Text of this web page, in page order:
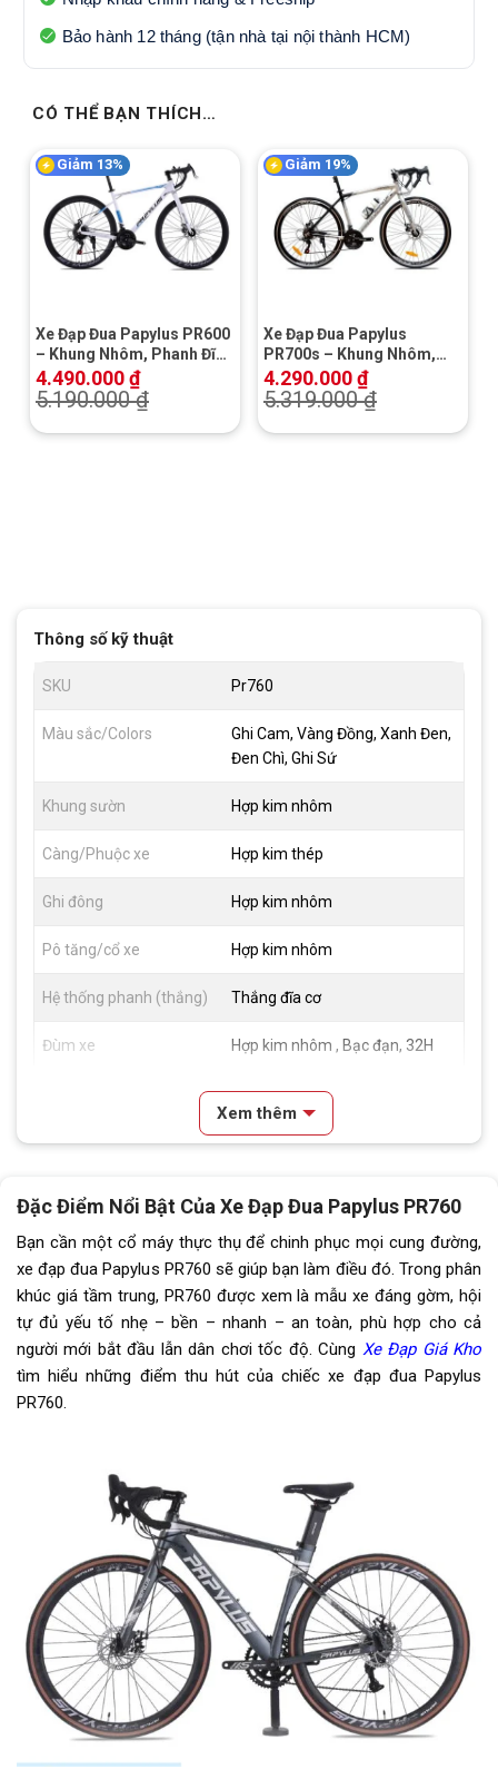
Bảo hành 12 tháng (tận nhà tại nội thành HCM)
CÓ THỂ BẠN THÍCH…
Giảm 13%
Xe Đạp Đua Papylus PR600
– Khung Nhôm, Phanh Đĩa
Cơ
4.490.000₫
5.190.000₫
Giảm 19%
Xe Đạp Đua Papylus
PR700s – Khung Nhôm,
Shimano
4.290.000₫
5.319.000₫
Thông số kỹ thuật
SKU Pr760
Màu sắc/Colors
Ghi Cam, Vàng Đồng, Xanh Đen,
Đen Chì, Ghi Sứ
Khung sườn Hợp kim nhôm
Càng/Phuộc xe Hợp kim thép
Ghi đông Hợp kim nhôm
Pô tăng/cổ xe Hợp kim nhôm
Hệ thống phanh (thắng) Thắng đĩa cơ
Đùm xe Hợp kim nhôm , Bạc đạn, 32H
Hợp kim nhôm, 4cm
Lốp xe Compass 700x28c
Tăng tốc trước (Gạt
đĩa)
SENSAH R7
Tăng tốc sau (Gạt líp) SENSAH R7
Đùi đĩa
Hợp Kim Nhôm , cốt vuông, Bạc
đạn
Sên (xích) Xích TEC-PWR
Kích thước
Trọng lượng xe 13kg
Trọng lượng thùng 16kg
Yên Mút bọc da mềm
Cọc/cốt yên
Xem thêm
Đặc Điểm Nổi Bật Của Xe Đạp Đua Papylus PR760
Bạn cần một cổ máy thực thụ để chinh phục mọi cung đường,
xe đạp đua Papylus PR760 sẽ giúp bạn làm điều đó. Trong phân
khúc giá tầm trung, PR760 được xem là mẫu xe đáng gờm, hội
tự đủ yếu tố nhẹ – bền – nhanh – an toàn, phù hợp cho cả
người mới bắt đầu lẫn dân chơi tốc độ. Cùng Xe Đạp Giá Kho
tìm hiểu những điểm thu hút của chiếc xe đạp đua Papylus
PR760.